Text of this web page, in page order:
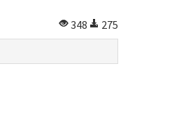
348
275